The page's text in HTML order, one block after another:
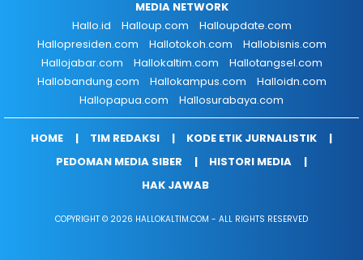
MEDIA NETWORK
Hallo.id
Halloup.com
Halloupdate.com
Hallopresiden.com
Hallotokoh.com
Hallobisnis.com
Hallojabar.com
Hallokaltim.com
Hallotangsel.com
Hallobandung.com
Hallokampus.com
Halloidn.com
Hallopapua.com
Hallosurabaya.com
HOME TIM REDAKSI
KODE ETIK JURNALISTIK
PEDOMAN MEDIA SIBER
HISTORI MEDIA
HAK JAWAB
COPYRIGHT © 2026 HALLOKALTIM.COM - ALL RIGHTS RESERVED